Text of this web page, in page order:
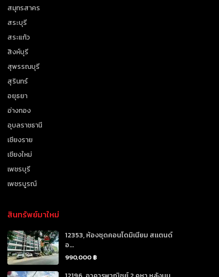
สมุทรสาคร
สระบุรี
สระแก้ว
สิงห์บุรี
สุพรรณบุรี
สุรินทร์
อยุธยา
อ่างทอง
อุบลราชธานี
เชียงราย
เชียงใหม่
เพชรบุรี
เพชรบูรณ์
สินทรัพย์มาใหม่
12353, ห้องชุดคอนโดมิเนียม สแตนด์
อ...
990,000 ฿